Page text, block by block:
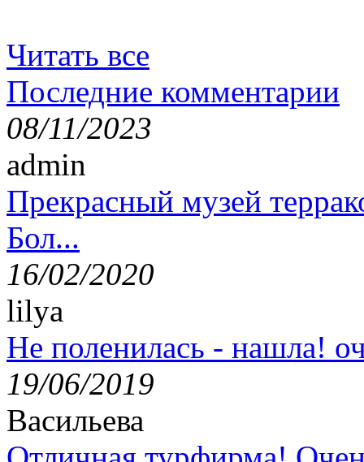
Читать все
Последние комментарии
08/11/2023
admin
Прекрасный музей
Бол...
16/02/2020
lilya
Не поленилась - нашла!
19/06/2019
Васильева